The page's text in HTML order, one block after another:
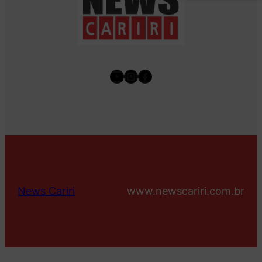
Youtube
Instagram
Facebook
News Cariri www.newscariri.com.br